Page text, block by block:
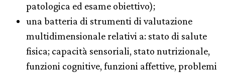
patologica ed esame obiettivo);
una batteria di strumenti di valutazione
multidimensionale relativi a: stato di salute
fisica; capacità sensoriali, stato nutrizionale,
funzioni cognitive, funzioni affettive, problemi